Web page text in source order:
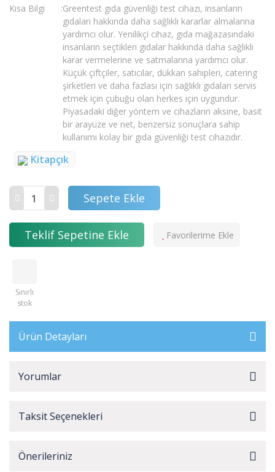
Kısa Bilgi
Greentest gıda güvenliği test cihazı, insanların
gıdaları hakkında daha sağlıklı kararlar almalarına
yardımcı olur. Yenilikçi cihaz, gıda mağazasındaki
insanların seçtikleri gıdalar hakkında daha sağlıklı
karar vermelerine ve satmalarına yardımcı olur.
Küçük çiftçiler, satıcılar, dükkan sahipleri, catering
şirketleri ve daha fazlası için sağlıklı gıdaları servis
etmek için çubuğu olan herkes için uygundur.
Piyasadaki diğer yöntem ve cihazların aksine, basit
bir arayüze ve net, benzersiz sonuçlara sahip
kullanımı kolay bir gıda güvenliği test cihazıdır.
Kitapçık
Sepete Ekle
Teklif Sepetine Ekle
Sınırlı
stok
Ürün Detayları
Yorumlar
Taksit Seçenekleri
Önerileriniz